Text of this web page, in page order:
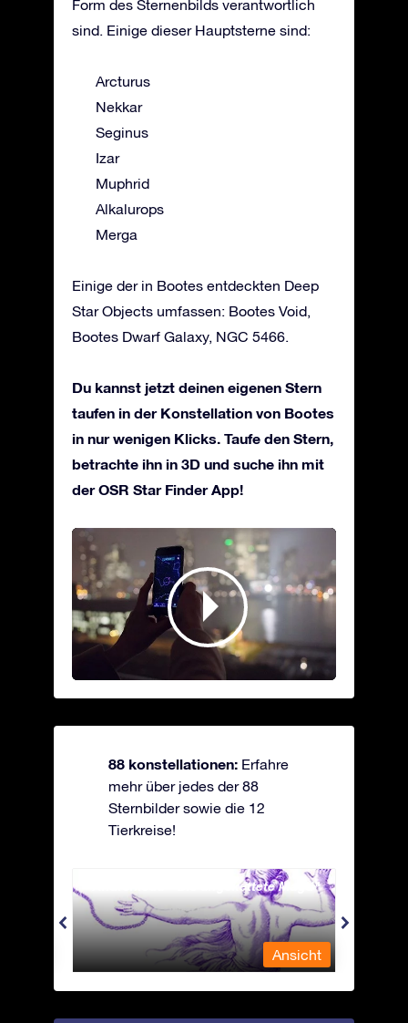
Form des Sternenbilds verantwortlich
sind. Einige dieser Hauptsterne sind:
Arcturus
Nekkar
Seginus
Izar
Muphrid
Alkalurops
Merga
Einige der in Bootes entdeckten Deep
Star Objects umfassen: Bootes Void,
Bootes Dwarf Galaxy, NGC 5466.
Du kannst jetzt deinen eigenen Stern
taufen in der Konstellation von Bootes
in nur wenigen Klicks. Taufe den Stern,
betrachte ihn in 3D und suche ihn mit
der OSR Star Finder App!
88 konstellationen: Erfahre
mehr über jedes der 88
Sternbilder sowie die 12
Tierkreise!
Andromeda - Die angekettete Magd
Ansicht